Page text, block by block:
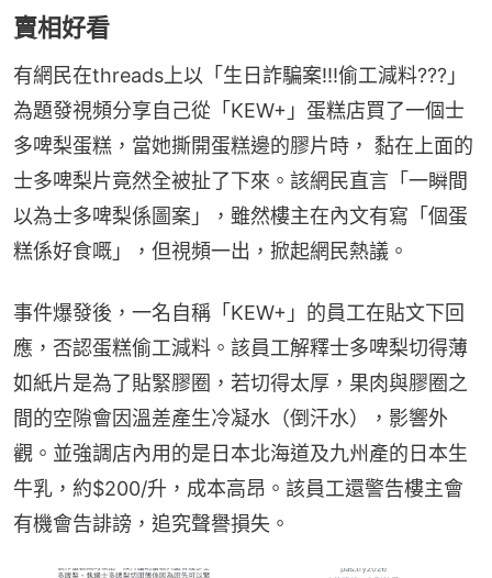
賣相好看
有網民在threads上以「生日詐騙案!!!偷工減料???」
為題發視頻分享自己從「KEW+」蛋糕店買了一個士
多啤梨蛋糕，當她撕開蛋糕邊的膠片時， 黏在上面的
士多啤梨片竟然全被扯了下來。該網民直言「一瞬間
以為士多啤梨係圖案」，雖然樓主在內文有寫「個蛋
糕係好食嘅」，但視頻一出，掀起網民熱議。
事件爆發後，一名自稱「KEW+」的員工在貼文下回
應，否認蛋糕偷工減料。該員工解釋士多啤梨切得薄
如紙片是為了貼緊膠圈，若切得太厚，果肉與膠圈之
間的空隙會因溫差產生冷凝水（倒汗水），影響外
觀。並強調店內用的是日本北海道及九州產的日本生
牛乳，約$200/升，成本高昂。該員工還警告樓主會
有機會告誹謗，追究聲譽損失。